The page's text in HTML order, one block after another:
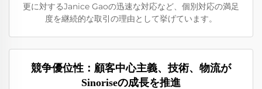
更に対するJanice Gaoの迅速な対応など、個別対応の満足
度を継続的な取引の理由として挙げています。
競争優位性：顧客中心主義、技術、物流が
Sinoriseの成長を推進